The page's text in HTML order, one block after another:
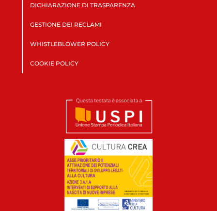
DICHIARAZIONE DI TRASPARENZA
GESTIONE DEI RECLAMI
WHISTLEBLOWER POLICY
COOKIE POLICY